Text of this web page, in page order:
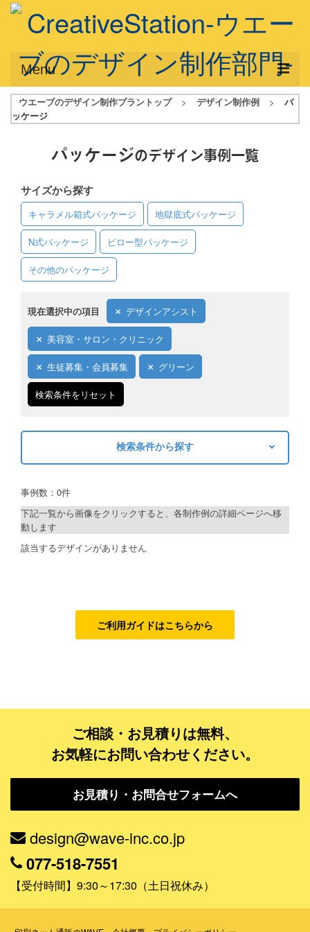
Menu
サービス概要
デザインアシスト
フルデザイン
データ修正
写真からイラスト作成
デザイン制作例
ご利用料金
ご利用ガイド
ご利用の流れ
ご注文方法について
FAQ（よくあるご質問）
ご利用規約
お見積り・お問合せ
ウエーブのデザイン制作プラントップ > デザイン制作例 >
パ
ッケージ
パッケージのデザイン事例一覧
サイズから探す
キャラメル箱式パッケージ 地獄底式パッケージ
N式パッケージ ピロー型パッケージ
その他のパッケージ
現在選択中の項目 デザインアシスト
美容室・サロン・クリニック
生徒募集・会員募集 グリーン
検索条件をリセット
検索条件から探す
制作プランで探す
シルバーコース
ジャンルで探す
飲食店・カフェ
学校・塾・習い事
コンサート・ライブ・演劇
事例数：0件
下記一覧から画像をクリックすると、各制作例の詳細ページへ移
動します
該当するデザインがありません
ご利用ガイドはこちらから
ご相談・お見積りは無料、
お気軽にお問い合わせください。
お見積り・お問合せフォームへ
design@wave-inc.co.jp
077-518-7551
【受付時間】9:30～17:30（土日祝休み）